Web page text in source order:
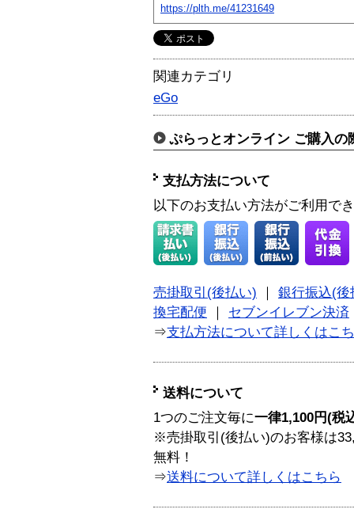
https://plth.me/41231649
関連カテゴリ
eGo
ぷらっとオンライン ご購入の
支払方法について
以下のお支払い方法がご利用で
売掛取引(後払い) ｜ 銀行振込(後
換宅配便 ｜ セブンイレブン決済
⇒支払方法について詳しくはこ
送料について
1つのご注文毎に一律1,100円(税
※売掛取引(後払い)のお客様は
無料！
⇒送料について詳しくはこちら